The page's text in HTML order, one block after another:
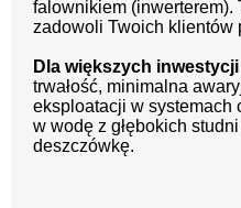
falownikiem (inwerterem).
zadowoli Twoich klientów
Dla większych inwestycji
trwałość, minimalna
eksploatacji w systemach
w wodę z głębokich
deszczówkę.